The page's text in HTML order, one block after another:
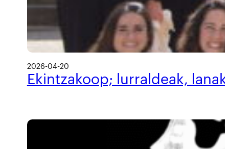
2026-04-20
Ekintzakoop; lurraldeak,